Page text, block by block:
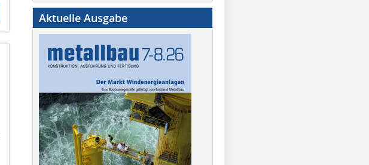
Aktuelle Ausgabe